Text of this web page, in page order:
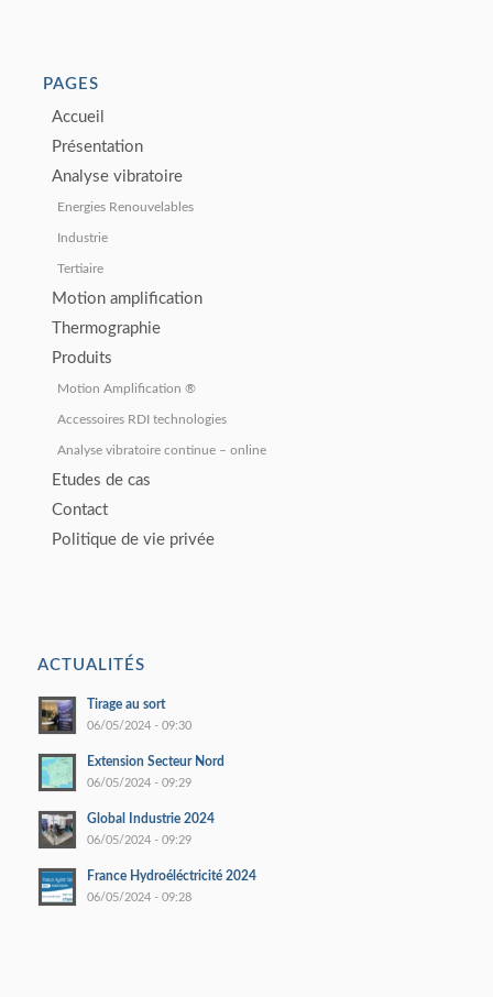
PAGES
Accueil
Présentation
Analyse vibratoire
Energies Renouvelables
Industrie
Tertiaire
Motion amplification
Thermographie
Produits
Motion Amplification ®
Accessoires RDI technologies
Analyse vibratoire continue – online
Etudes de cas
Contact
Politique de vie privée
ACTUALITÉS
Tirage au sort
06/05/2024 - 09:30
Extension Secteur Nord
06/05/2024 - 09:29
Global Industrie 2024
06/05/2024 - 09:29
France Hydroéléctricité 2024
06/05/2024 - 09:28